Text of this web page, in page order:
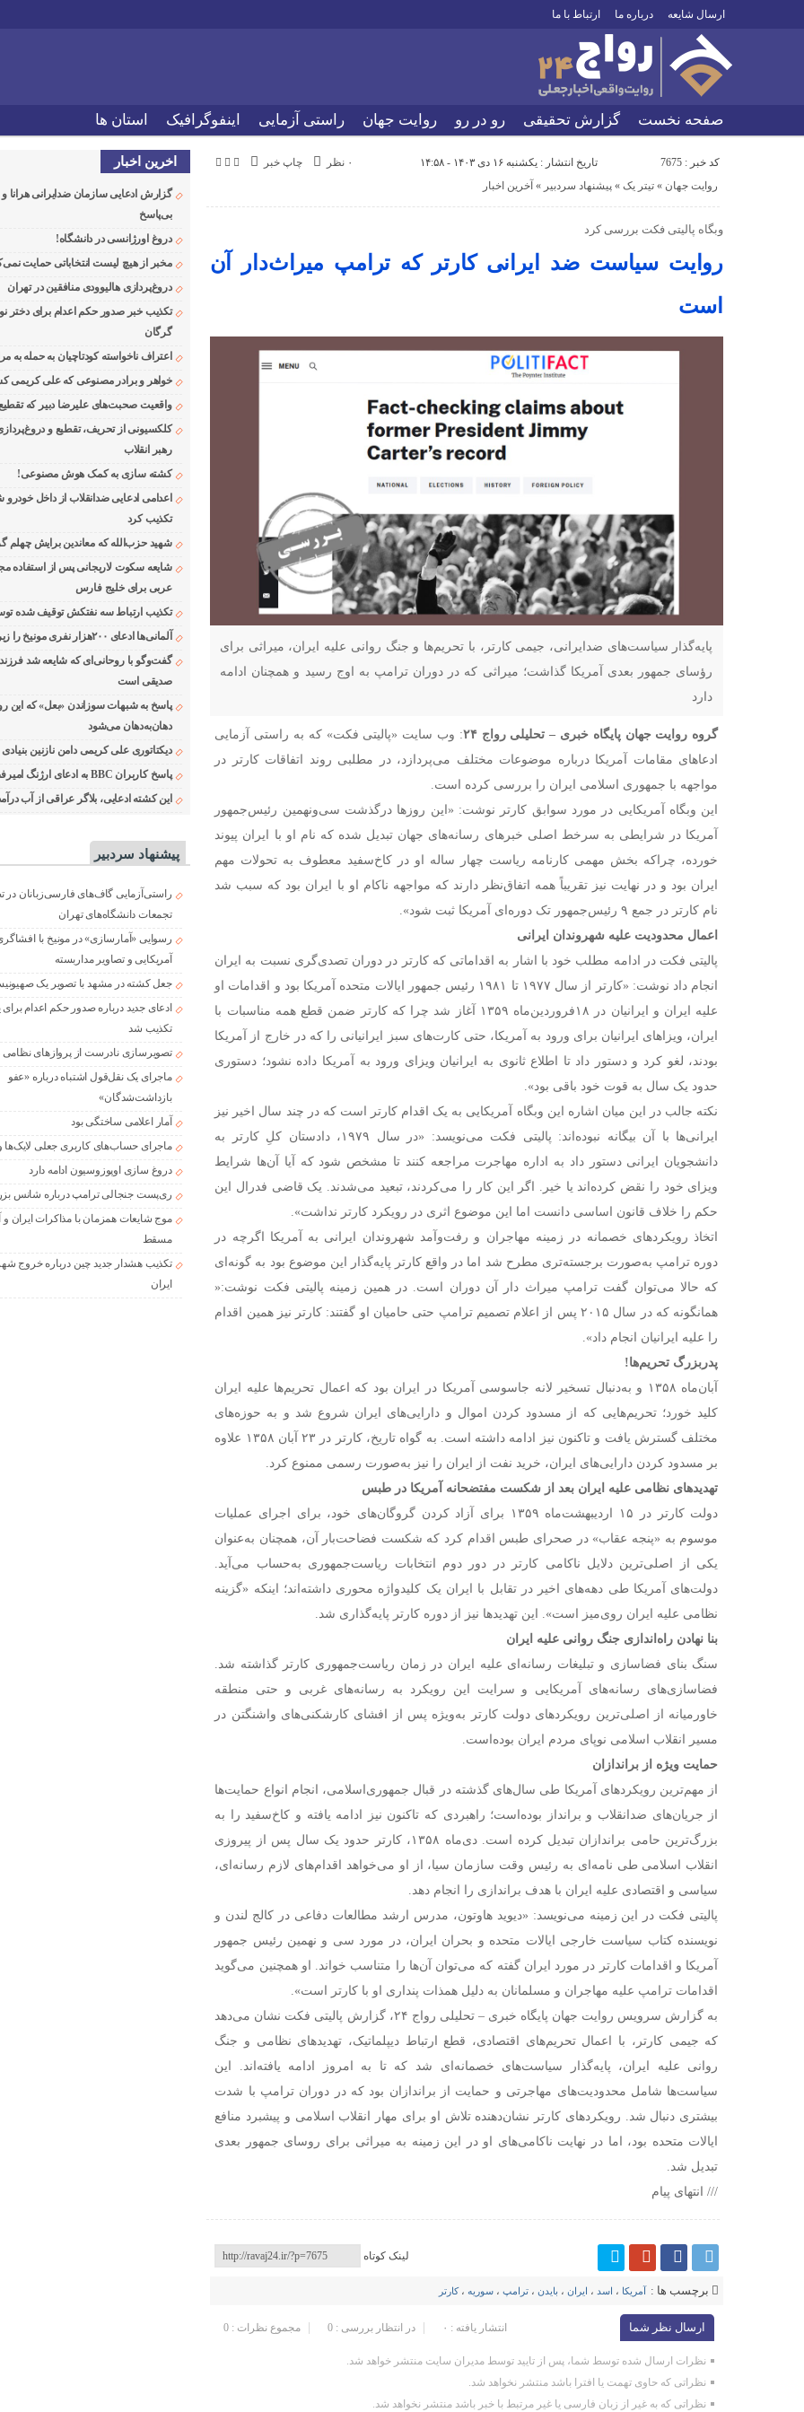
ارسال شایعه درباره ما ارتباط با ما
صفحه نخست گزارش تحقیقی رو در رو روایت جهان راستی آزمایی اینفوگرافیک استان ها
کد خبر : 7675 تاریخ انتشار : یکشنبه ۱۶ دی ۱۴۰۳ - ۱۴:۵۸ چاپ خبر
۰ نظر
آخرین اخبار « پیشنهاد سردبیر « تیتر یک « روایت جهان
وبگاه پالیتی فکت بررسی کرد
روایت سیاست ضد ایرانی کارتر که ترامپ میراث‌دار آن
است
پایه‌گذار سیاست‌های ضدایرانی، جیمی کارتر، با تحریم‌ها و جنگ روانی علیه ایران، میراثی برای
رؤسای جمهور بعدی آمریکا گذاشت؛ میراثی که در دوران ترامپ به اوج رسید و همچنان ادامه
دارد
گروه روایت جهان پایگاه خبری – تحلیلی رواج ۲۴
: وب سایت «پالیتی فکت» که به راستی آزمایی
ادعاهای مقامات آمریکا درباره موضوعات مختلف می‌پردازد، در مطلبی روند اتفاقات کارتر در
مواجهه با جمهوری اسلامی ایران را بررسی کرده است.
این وبگاه آمریکایی در مورد سوابق کارتر نوشت: «این روزها درگذشت سی‌ونهمین رئیس‌جمهور
آمریکا در شرایطی به سرخط اصلی خبرهای رسانه‌های جهان تبدیل شده که نام او با ایران پیوند
خورده، چراکه بخش مهمی کارنامه ریاست چهار ساله او در کاخ‌سفید معطوف به تحولات مهم
ایران بود و در نهایت نیز تقریباً همه اتفاق‌نظر دارند که مواجهه ناکام او با ایران بود که سبب شد
نام کارتر در جمع ۹ رئیس‌جمهور تک دوره‌ای آمریکا ثبت شود».
اعمال محدودیت علیه شهروندان ایرانی
پالیتی فکت در ادامه مطلب خود با اشار به اقداماتی که کارتر در دوران تصدی‌گری نسبت به ایران
انجام داد نوشت: «کارتر از سال ۱۹۷۷ تا ۱۹۸۱ رئیس جمهور ایالات متحده آمریکا بود و اقدامات او
علیه ایران و ایرانیان در ۱۸فروردین‌ماه ۱۳۵۹ آغاز شد چرا که کارتر ضمن قطع همه مناسبات با
ایران، ویزاهای ایرانیان برای ورود به آمریکا، حتی کارت‌های سبز ایرانیانی را که در خارج از آمریکا
بودند، لغو کرد و دستور داد تا اطلاع ثانوی به ایرانیان ویزای ورود به آمریکا داده نشود؛ دستوری
حدود یک سال به قوت خود باقی بود».
نکته جالب در این میان اشاره این وبگاه آمریکایی به یک اقدام کارتر است که در چند سال اخیر نیز
ایرانی‌ها با آن بیگانه نبوده‌اند: پالیتی فکت می‌نویسد: «در سال ۱۹۷۹، دادستان کلِ کارتر به
دانشجویان ایرانی دستور داد به اداره مهاجرت مراجعه کنند تا مشخص شود که آیا آن‌ها شرایط
ویزای خود را نقض کرده‌اند یا خیر. اگر این کار را می‌کردند، تبعید می‌شدند. یک قاضی فدرال این
حکم را خلاف قانون اساسی دانست اما این موضوع اثری در رویکرد کارتر نداشت».
اتخاذ رویکردهای خصمانه در زمینه مهاجران و رفت‌وآمد شهروندان ایرانی به آمریکا اگرچه در
دوره ترامپ به‌صورت برجسته‌تری مطرح شد اما در واقع کارتر پایه‌گذار این موضوع بود به گونه‌ای
که حالا می‌توان گفت ترامپ میراث دار آن دوران است. در همین زمینه پالیتی فکت نوشت:«
همانگونه که در سال ۲۰۱۵ پس از اعلام تصمیم ترامپ حتی حامیان او گفتند: کارتر نیز همین اقدام
را علیه ایرانیان انجام داد».
پدربزرگ تحریم‌ها!
آبان‌ماه ۱۳۵۸ و به‌دنبال تسخیر لانه جاسوسی آمریکا در ایران بود که اعمال تحریم‌ها علیه ایران
کلید خورد؛ تحریم‌هایی که از مسدود کردن اموال و دارایی‌های ایران شروع شد و به حوزه‌های
مختلف گسترش یافت و تاکنون نیز ادامه داشته است. به گواه تاریخ، کارتر در ۲۳ آبان ۱۳۵۸ علاوه
بر مسدود کردن دارایی‌های ایران، خرید نفت از ایران را نیز به‌صورت رسمی ممنوع کرد.
تهدیدهای نظامی علیه ایران بعد از شکست مفتضحانه آمریکا در طبس
دولت کارتر در ۱۵ اردیبهشت‌ماه ۱۳۵۹ برای آزاد کردن گروگان‌های خود، برای اجرای عملیات
موسوم به «پنجه عقاب» در صحرای طبس اقدام کرد که شکست فضاحت‌بار آن، همچنان به‌عنوان
یکی از اصلی‌ترین دلایل ناکامی کارتر در دور دوم انتخابات ریاست‌جمهوری به‌حساب می‌آید.
دولت‌های آمریکا طی دهه‌های اخیر در تقابل با ایران یک کلیدواژه محوری داشته‌اند؛ اینکه «گزینه
نظامی علیه ایران روی‌میز است». این تهدیدها نیز از دوره کارتر پایه‌گذاری شد.
بنا نهادن راه‌اندازی جنگ روانی علیه ایران
سنگ‌ بنای فضاسازی و تبلیغات رسانه‌ای علیه ایران در زمان ریاست‌جمهوری کارتر گذاشته شد.
فضاسازی‌های رسانه‌های آمریکایی و سرایت این رویکرد به رسانه‌های غربی و حتی منطقه
خاورمیانه از اصلی‌ترین رویکردهای دولت کارتر به‌ویژه پس از افشای کارشکنی‌های واشنگتن در
مسیر انقلاب اسلامی نوپای مردم ایران بوده‌است.
حمایت ویژه از براندازان
از مهم‌ترین رویکردهای آمریکا طی سال‌های گذشته در قبال جمهوری‌اسلامی، انجام انواع حمایت‌ها
از جریان‌های ضدانقلاب و برانداز بوده‌است؛ راهبردی که تاکنون نیز ادامه یافته و کاخ‌سفید را به
بزرگ‌ترین حامی براندازان تبدیل کرده ‌است. دی‌ماه ۱۳۵۸، کارتر حدود یک سال پس از پیروزی
انقلاب اسلامی طی نامه‌ای به رئیس وقت سازمان سیا، از او می‌خواهد اقدام‌های لازم رسانه‌ای،
سیاسی و اقتصادی علیه ایران با هدف براندازی را انجام دهد.
پالیتی فکت در این زمینه می‌نویسد: «دیوید هاوتون، مدرس ارشد مطالعات دفاعی در کالج لندن و
نویسنده کتاب سیاست خارجی ایالات متحده و بحران ایران، در مورد سی و نهمین رئیس جمهور
آمریکا و اقدامات کارتر در مورد ایران گفته که می‌توان آن‌ها را متناسب خواند. او همچنین می‌گوید
اقدامات ترامپ علیه مهاجران و مسلمانان به دلیل همذات پنداری او با کارتر است».
به گزارش سرویس روایت جهان پایگاه خبری – تحلیلی رواج ۲۴، گزارش پالیتی فکت نشان می‌دهد
که جیمی کارتر، با اعمال تحریم‌های اقتصادی، قطع ارتباط دیپلماتیک، تهدیدهای نظامی و جنگ
روانی علیه ایران، پایه‌گذار سیاست‌های خصمانه‌ای شد که تا به امروز ادامه یافته‌اند. این
سیاست‌ها شامل محدودیت‌های مهاجرتی و حمایت از براندازان بود که در دوران ترامپ با شدت
بیشتری دنبال شد. رویکردهای کارتر نشان‌دهنده تلاش او برای مهار انقلاب اسلامی و پیشبرد منافع
ایالات متحده بود، اما در نهایت ناکامی‌های او در این زمینه به میراثی برای روسای جمهور بعدی
تبدیل شد.
/// انتهای پیام
لینک کوتاه
برچسب ها : آمریکا ، اسد ، ایران ، بایدن ، ترامپ ، سوریه ،کارتر
ارسال نظر شما مجموع نظرات : 0 در انتظار بررسی : 0 انتشار یافته : ۰
نظرات ارسال شده توسط شما، پس از تایید توسط مدیران سایت منتشر خواهد شد.
نظراتی که حاوی تهمت یا افترا باشد منتشر نخواهد شد.
نظراتی که به غیر از زبان فارسی یا غیر مرتبط با خبر باشد منتشر نخواهد شد.
اخرین اخبار
گزارش ادعایی سازمان ضدایرانی
بی‌پاسخ
دروغ اورژانسی در دانشگاه!
مخبر از هیچ لیست انتخاباتی حمایت
دروغ‌پردازی هالیوودی منافقین در تهران
تکذیب خبر صدور حکم اعدام برای دختر
گرگان
اعتراف ناخواسته کودتاچیان به حمله به
خواهر و برادر مصنوعی که علی کریمی
واقعیت صحبت‌های علیرضا دبیر که
کلکسیونی از تحریف، تقطیع و
رهبر انقلاب
کشته سازی به کمک هوش مصنوعی!
اعدامی ادعایی ضدانقلاب از داخل خودرو
تکذیب کرد
شهید حزب‌الله که معاندین برایش چهلم
شایعه سکوت لاریجانی پس از استفاده
عربی برای خلیج فارس
تکذیب ارتباط سه نفتکش توقیف شده
آلمانی‌ها ادعای ۲۰۰هزار نفری مونیخ را زیر سوال بردند
گفت‌وگو با روحانی‌ای که شایعه شد
صدیقی است
پاسخ به شبهات سوزاندن «بعل» که این
دهان‌به‌دهان می‌شود
دیکتاتوری علی کریمی دامن نازنین
پاسخ کاربران BBC به ادعای ارژنگ امیرفضلی
این کشته ادعایی، بلاگر عراقی از آب
پیشنهاد سردبیر
راستی‌آزمایی گاف‌های فارسی‌زبانان در
تجمعات دانشگاه‌های تهران
رسوایی «آمارسازی» در مونیخ با
آمریکایی و تصاویر مداربسته
جعل کشته در مشهد با تصویر یک
ادعای جدید درباره صدور حکم اعدام
تکذیب شد
تصویرسازی نادرست از پروازهای نظامی
ماجرای یک نقل‌قول اشتباه درباره «عفو
بازداشت‌شدگان»
آمار اعلامی ساختگی بود
ماجرای حساب‌های کاربری جعلی لایک‌ها
دروغ سازی اوپوزوسیون ادامه دارد
ری‌پست جنجالی ترامپ درباره شانس
موج شایعات همزمان با مذاکرات ایران و
مسقط
تکذیب هشدار جدید چین درباره خروج
ایران